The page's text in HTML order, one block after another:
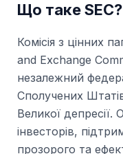
Що таке SEC?
Комісія з цінних
and Exchange
незалежний
Сполучених
Великої
інвесторів,
прозорого та